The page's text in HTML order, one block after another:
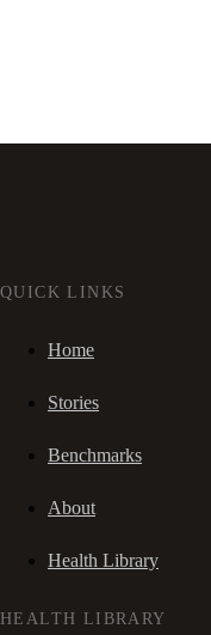
QUICK LINKS
Home
Stories
Benchmarks
About
Health Library
HEALTH LIBRARY